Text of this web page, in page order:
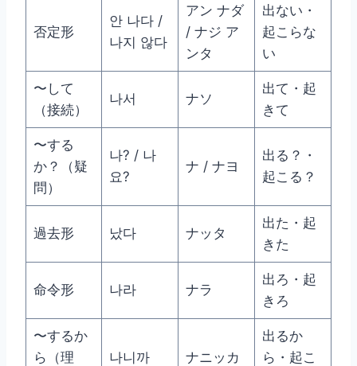
否定形
안 나다 /
나지 않다
アン ナダ
/ ナジ ア
ンタ
出ない・
起こらな
い
〜して
（接続）
나서 ナソ
出て・起
きて
〜する
か？（疑
問）
나? / 나
요?
ナ / ナヨ
出る？・
起こる？
過去形 났다 ナッタ
出た・起
きた
命令形 나라 ナラ
出ろ・起
きろ
〜するか
ら（理
나니까 ナニッカ
出るか
ら・起こ